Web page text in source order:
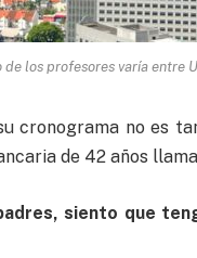
los profesores varía entre
cronograma no es
de 42 años
siento que